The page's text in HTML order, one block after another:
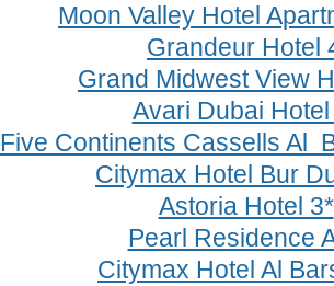
Moon Valley Hotel
Grandeur Hotel
Grand Midwest View
Avari Dubai
Five Continents Cassells Al
Citymax Hotel Bur
Astoria Hotel 3*
Pearl Residence
Citymax Hotel Al